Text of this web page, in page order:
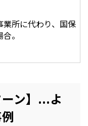
所に代わり、国保
。
ーン】...よ